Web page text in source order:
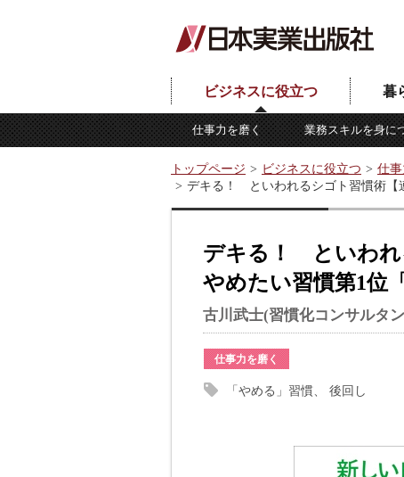
ビジネスに役立つ
仕事力を磨く 業務スキルを身に
暮
トップページ ビジネスに役立つ
仕事
デキる！ といわれるシゴト習慣術【
デキる！ といわれ
やめたい習慣第1位
古川武士(習慣化コンサルタ
仕事力を磨く
「やめる」習慣 後回し